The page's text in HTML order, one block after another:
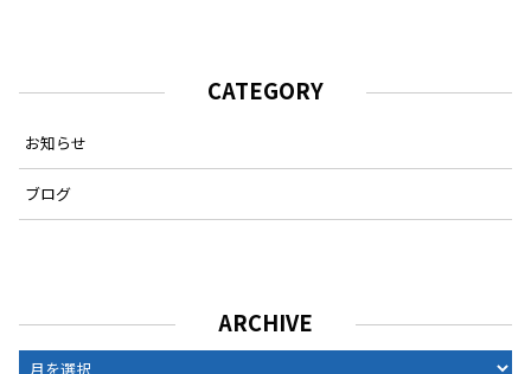
CATEGORY
お知らせ
ブログ
ARCHIVE
ARCHIVE